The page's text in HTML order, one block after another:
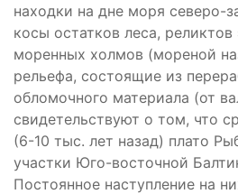
находки на дне моря северо-
косы остатков леса,
моренных холмов (мореной
рельефа, состоящие из
обломочного материала (от
свидетельствуют о том, что
(6-10 тыс. лет назад) плато
участки Юго-восточной
Постоянное наступление на